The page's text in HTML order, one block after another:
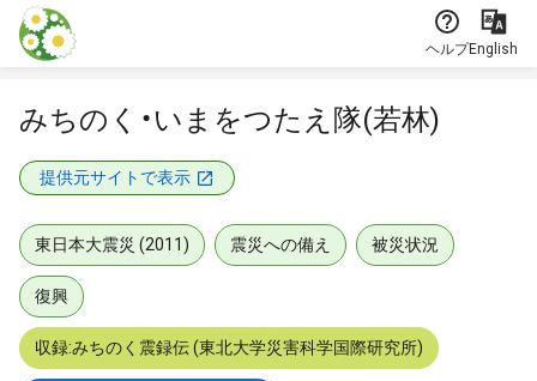
本文に飛ぶ
ヘルプEnglish
みちのく・いまをつたえ隊(若林)
提供元サイトで表示
東日本大震災 (2011) 震災への備え 被災状況
復興
収録:みちのく震録伝 (東北大学災害科学国際研究所)